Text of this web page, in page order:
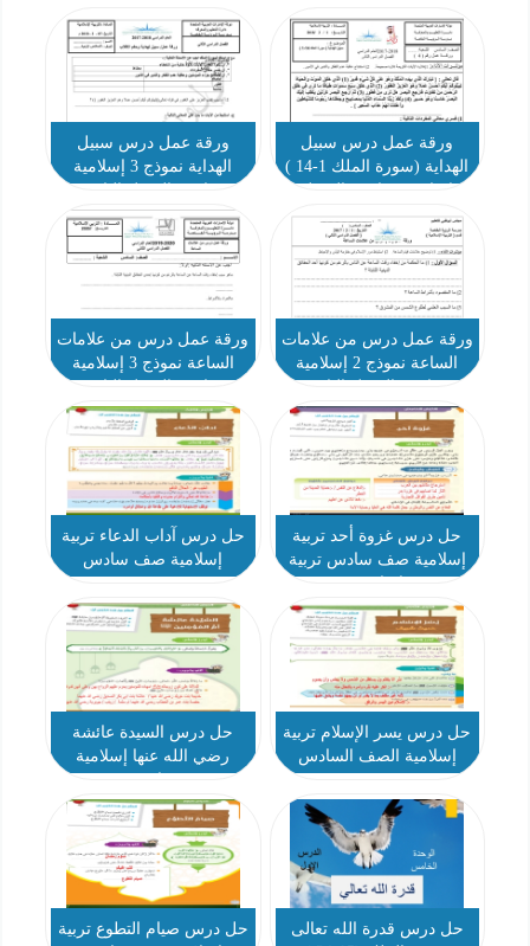
ورقة عمل درس سبيل
الهداية (سورة الملك 1-14 )
ورقة عمل درس سبيل
الهداية نموذج 3 إسلامية
ورقة عمل درس من علامات
الساعة نموذج 2 إسلامية
ورقة عمل درس من علامات
الساعة نموذج 3 إسلامية
حل درس غزوة أحد تربية
إسلامية صف سادس تربية
حل درس آداب الدعاء تربية
إسلامية صف سادس
حل درس يسر الإسلام تربية
إسلامية الصف السادس
حل درس السيدة عائشة
رضي الله عنها إسلامية
حل درس قدرة الله تعالى
حل درس صيام التطوع تربية